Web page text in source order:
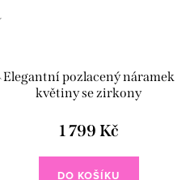
Elegantní pozlacený náramek
květiny se zirkony
1 799 Kč
DO KOŠÍKU